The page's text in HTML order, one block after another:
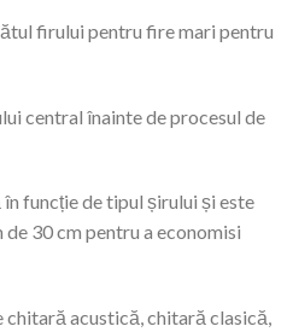
firului pentru fire mari pentru
central înainte de procesul de
funcție de tipul șirului și este
30 cm pentru a economisi
acustică, chitară clasică,